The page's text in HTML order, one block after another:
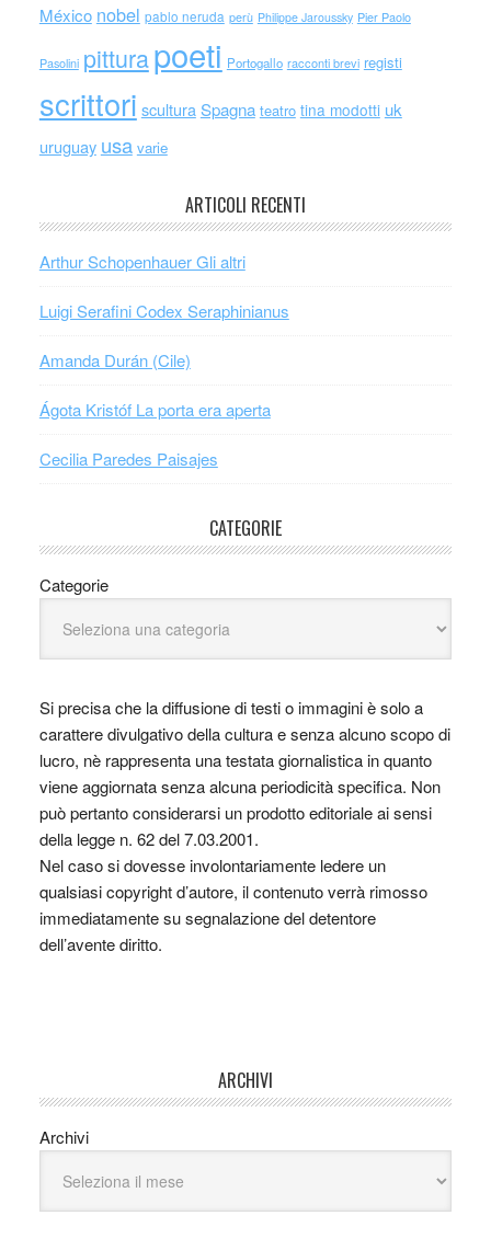
México nobel pablo neruda perù Philippe Jaroussky Pier Paolo
Pasolini pitturapoeti Portogallo racconti brevi registi
scrittori sculturaSpagna teatro tina modotti uk
uruguay usa varie
ARTICOLI RECENTI
Arthur Schopenhauer Gli altri
Luigi Serafini Codex Seraphinianus
Amanda Durán (Cile)
Ágota Kristóf La porta era aperta
Cecilia Paredes Paisajes
CATEGORIE
Categorie
Si precisa che la diffusione di testi o immagini è solo a
carattere divulgativo della cultura e senza alcuno scopo di
lucro, nè rappresenta una testata giornalistica in quanto
viene aggiornata senza alcuna periodicità specifica. Non
può pertanto considerarsi un prodotto editoriale ai sensi
della legge n. 62 del 7.03.2001.
Nel caso si dovesse involontariamente ledere un
qualsiasi copyright d’autore, il contenuto verrà rimosso
immediatamente su segnalazione del detentore
dell’avente diritto.
ARCHIVI
Archivi